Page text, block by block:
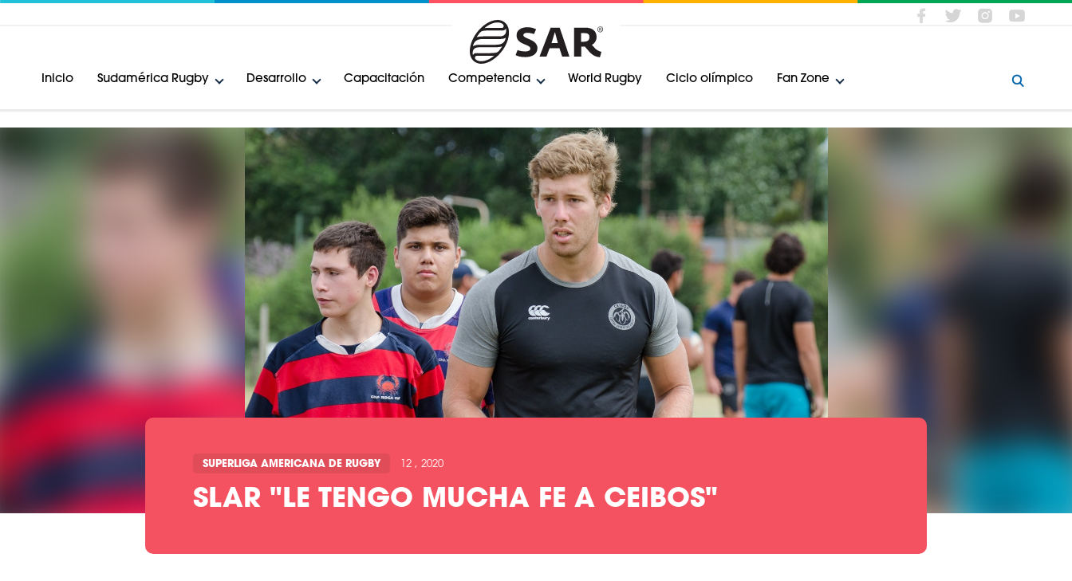
Inicio Sudamérica Rugby Desarrollo Capacitación Competencia World Rugby Ciclo olímpico Fan Zone
SUPERLIGA AMERICANA DE RUGBY 12 , 2020
SLAR "LE TENGO MUCHA FE A CEIBOS"